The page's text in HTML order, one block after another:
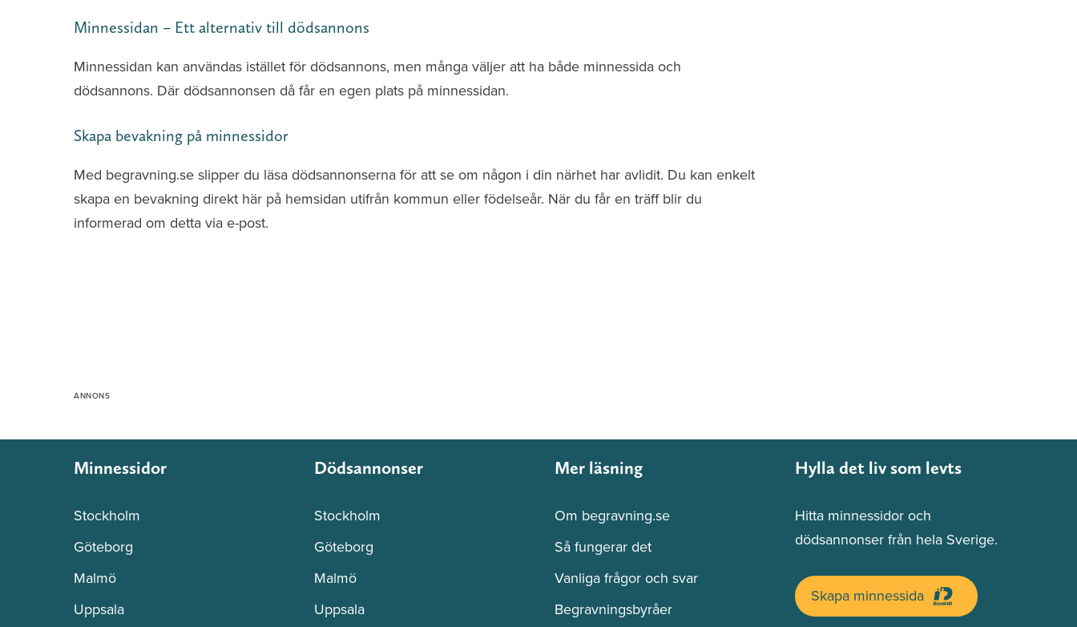
Minnessidan – Ett alternativ till dödsannons
Minnessidan kan användas istället för dödsannons, men många väljer att ha både minnessida och
dödsannons. Där dödsannonsen då får en egen plats på minnessidan.
Skapa bevakning på minnessidor
Med begravning.se slipper du läsa dödsannonserna för att se om någon i din närhet har avlidit. Du kan enkelt
skapa en bevakning direkt här på hemsidan utifrån kommun eller födelseår. När du får en träff blir du
informerad om detta via e-post.
Minnessidor
Stockholm
Göteborg
Malmö
Uppsala
Dödsannonser
Stockholm
Göteborg
Malmö
Uppsala
Mer läsning
Om begravning.se
Så fungerar det
Vanliga frågor och svar
Begravningsbyråer
Hylla det liv som levts
Hitta minnessidor och
dödsannonser från hela Sverige.
Skapa minnessida